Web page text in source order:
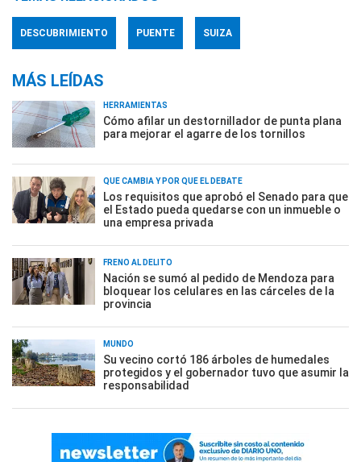
DESCUBRIMIENTO PUENTE SUIZA
MÁS LEÍDAS
HERRAMIENTAS
Cómo afilar un destornillador de punta plana
para mejorar el agarre de los tornillos
QUÉ CAMBIA Y POR QUÉ EL DEBATE
Los requisitos que aprobó el Senado para que
el Estado pueda quedarse con un inmueble o
una empresa privada
FRENO AL DELITO
Nación se sumó al pedido de Mendoza para
bloquear los celulares en las cárceles de la
provincia
MUNDO
Su vecino cortó 186 árboles de humedales
protegidos y el gobernador tuvo que asumir la
responsabilidad